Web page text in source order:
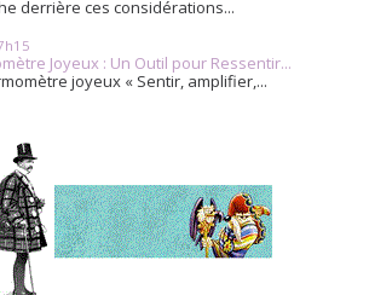
derrière ces considérations...
Joyeux : Un Outil pour Ressentir...
joyeux « Sentir, amplifier,...